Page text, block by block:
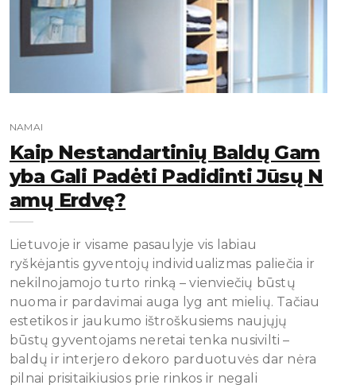
NAMAI
Kaip Nestandartinių Baldų Gam
Yba Gali Padėti Padidinti Jūsų N
Amų Erdvę?
Lietuvoje ir visame pasaulyje vis labiau
ryškėjantis gyventojų individualizmas paliečia ir
nekilnojamojo turto rinką – vienviečių būstų
nuoma ir pardavimai auga lyg ant mielių. Tačiau
estetikos ir jaukumo ištroškusiems naujųjų
būstų gyventojams neretai tenka nusivilti –
baldų ir interjero dekoro parduotuvės dar nėra
pilnai prisitaikiusios prie rinkos ir negali